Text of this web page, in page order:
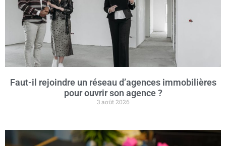
Faut-il rejoindre un réseau d’agences immobilières
pour ouvrir son agence ?
3 août 2026